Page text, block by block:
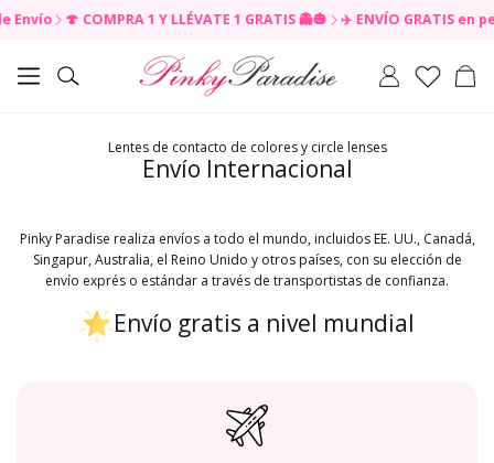
🍄 COMPRA 1 Y LLÉVATE 1 GRATIS 👻🎃 ✈️ ENVÍO GRATIS en
Buscar
Lentes de contacto de colores y circle lenses
Envío Internacional
Pinky Paradise realiza envíos a todo el mundo, incluidos EE. UU., Canadá,
Singapur, Australia, el Reino Unido y otros países, con su elección de
envío exprés o estándar a través de transportistas de confianza.
Envío gratis a nivel mundial